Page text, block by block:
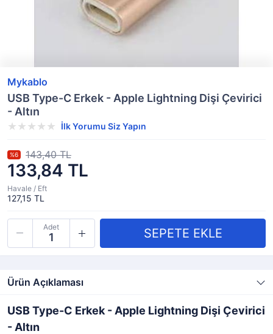
Mykablo
USB Type-C Erkek - Apple Lightning Dişi Çevirici
- Altın
İlk Yorumu Siz Yapın
133,84 TL
%6 143,40 TL
Havale / Eft
127,15 TL
Adet
Ürün Açıklaması
USB Type-C Erkek - Apple Lightning Dişi Çevirici
- Altın